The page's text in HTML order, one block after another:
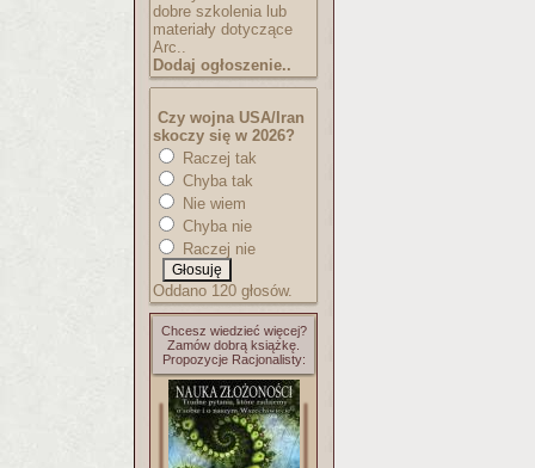
dobre szkolenia lub
materiały dotyczące
Arc..
Dodaj ogłoszenie..
Czy wojna USA/Iran
skoczy się w 2026?
Raczej tak
Chyba tak
Nie wiem
Chyba nie
Raczej nie
Oddano 120 głosów.
Chcesz wiedzieć więcej?
Zamów dobrą książkę.
Propozycje Racjonalisty: